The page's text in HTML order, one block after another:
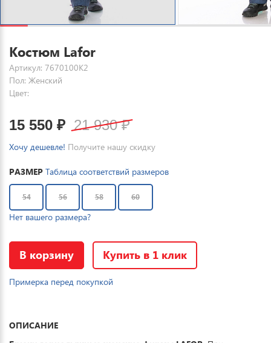
Костюм Lafor
Артикул: 7670100K2
Пол: Женский
Цвет:
15 550 ₽ 21 930₽
Хочу дешевле! Получите нашу скидку
РАЗМЕР Таблица соответствий размеров
54 56 58 60
Нет вашего размера?
В корзину Купить в 1 клик
Примерка перед покупкой
ОПИСАНИЕ